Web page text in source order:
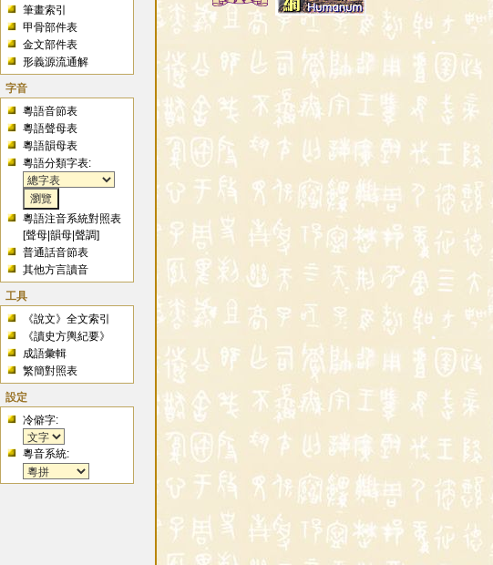
筆畫索引
甲骨部件表
金文部件表
形義源流通解
字音
粵語音節表
粵語聲母表
粵語韻母表
粵語分類字表:
粵語注音系統對照表
[聲母 |韻母 |聲調]
普通話音節表
其他方言讀音
工具
《說文》全文索引
《讀史方輿紀要》
成語彙輯
繁簡對照表
設定
冷僻字:
粵音系統: